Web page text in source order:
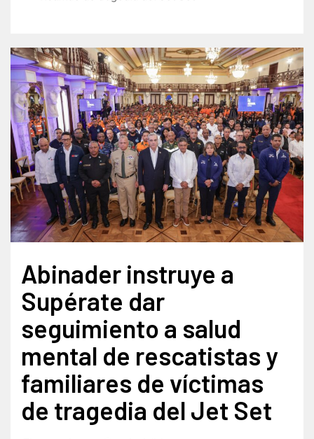
Abinader instruye a
Supérate dar
seguimiento a salud
mental de rescatistas y
familiares de víctimas
de tragedia del Jet Set